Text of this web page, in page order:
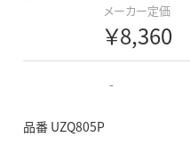
メーカー定価
￥8,360
-
品番 UZQ805P